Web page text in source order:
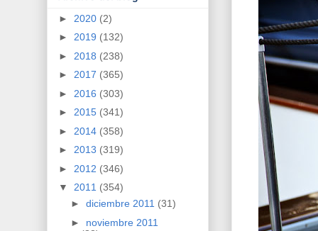
► 2020 (2)
► 2019 (132)
► 2018 (238)
► 2017 (365)
► 2016 (303)
► 2015 (341)
► 2014 (358)
► 2013 (319)
► 2012 (346)
▼ 2011 (354)
► diciembre 2011 (31)
► noviembre 2011